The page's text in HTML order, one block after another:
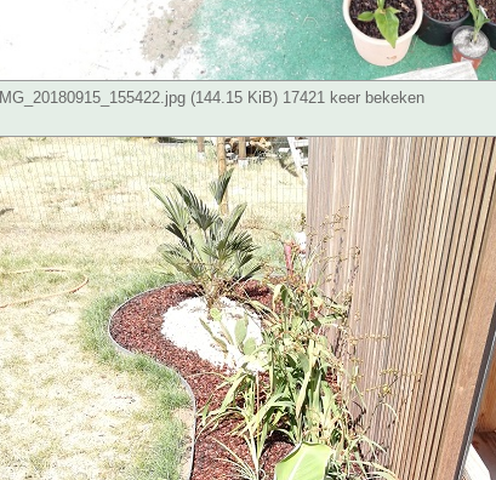
IMG_20180915_155422.jpg (144.15 KiB) 17421 keer bekeken